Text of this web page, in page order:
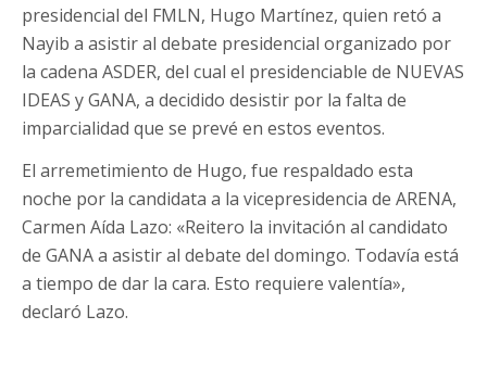
presidencial del FMLN, Hugo Martínez, quien retó a
Nayib a asistir al debate presidencial organizado por
la cadena ASDER, del cual el presidenciable de NUEVAS
IDEAS y GANA, a decidido desistir por la falta de
imparcialidad que se prevé en estos eventos.
El arremetimiento de Hugo, fue respaldado esta
noche por la candidata a la vicepresidencia de ARENA,
Carmen Aída Lazo: «Reitero la invitación al candidato
de GANA a asistir al debate del domingo. Todavía está
a tiempo de dar la cara. Esto requiere valentía»,
declaró Lazo.